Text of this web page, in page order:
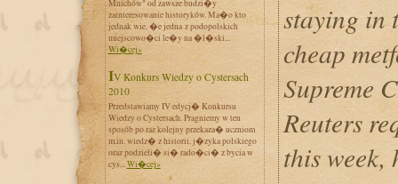
Mnichów" od zawsze budzi�y
zainteresowanie historyków. Ma�o kto
jednak wie, �e jedna z podopolskich
miejscowo�ci le�y na �l�ski...
Wi�cej»
IV Konkurs Wiedzy o Cystersach
2010
Przedstawiamy IV edycj� Konkursu
Wiedzy o Cystersach. Pragniemy w ten
sposób po raz kolejny przekaza� uczniom
m.in. wiedz� z historii, j�zyka polskiego
oraz podzieli� si� rado�ci� z bycia w
cys...Wi�cej»
staying in
cheap
Supreme
Reuters
this week,